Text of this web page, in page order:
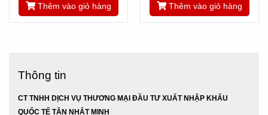
Thêm vào giỏ hàng Thêm vào giỏ hàng
Thông tin
CT TNHH DỊCH VỤ THƯƠNG MẠI ĐẦU TƯ XUẤT NHẬP KHẨU
QUỐC TẾ TÂN NHẬT MINH